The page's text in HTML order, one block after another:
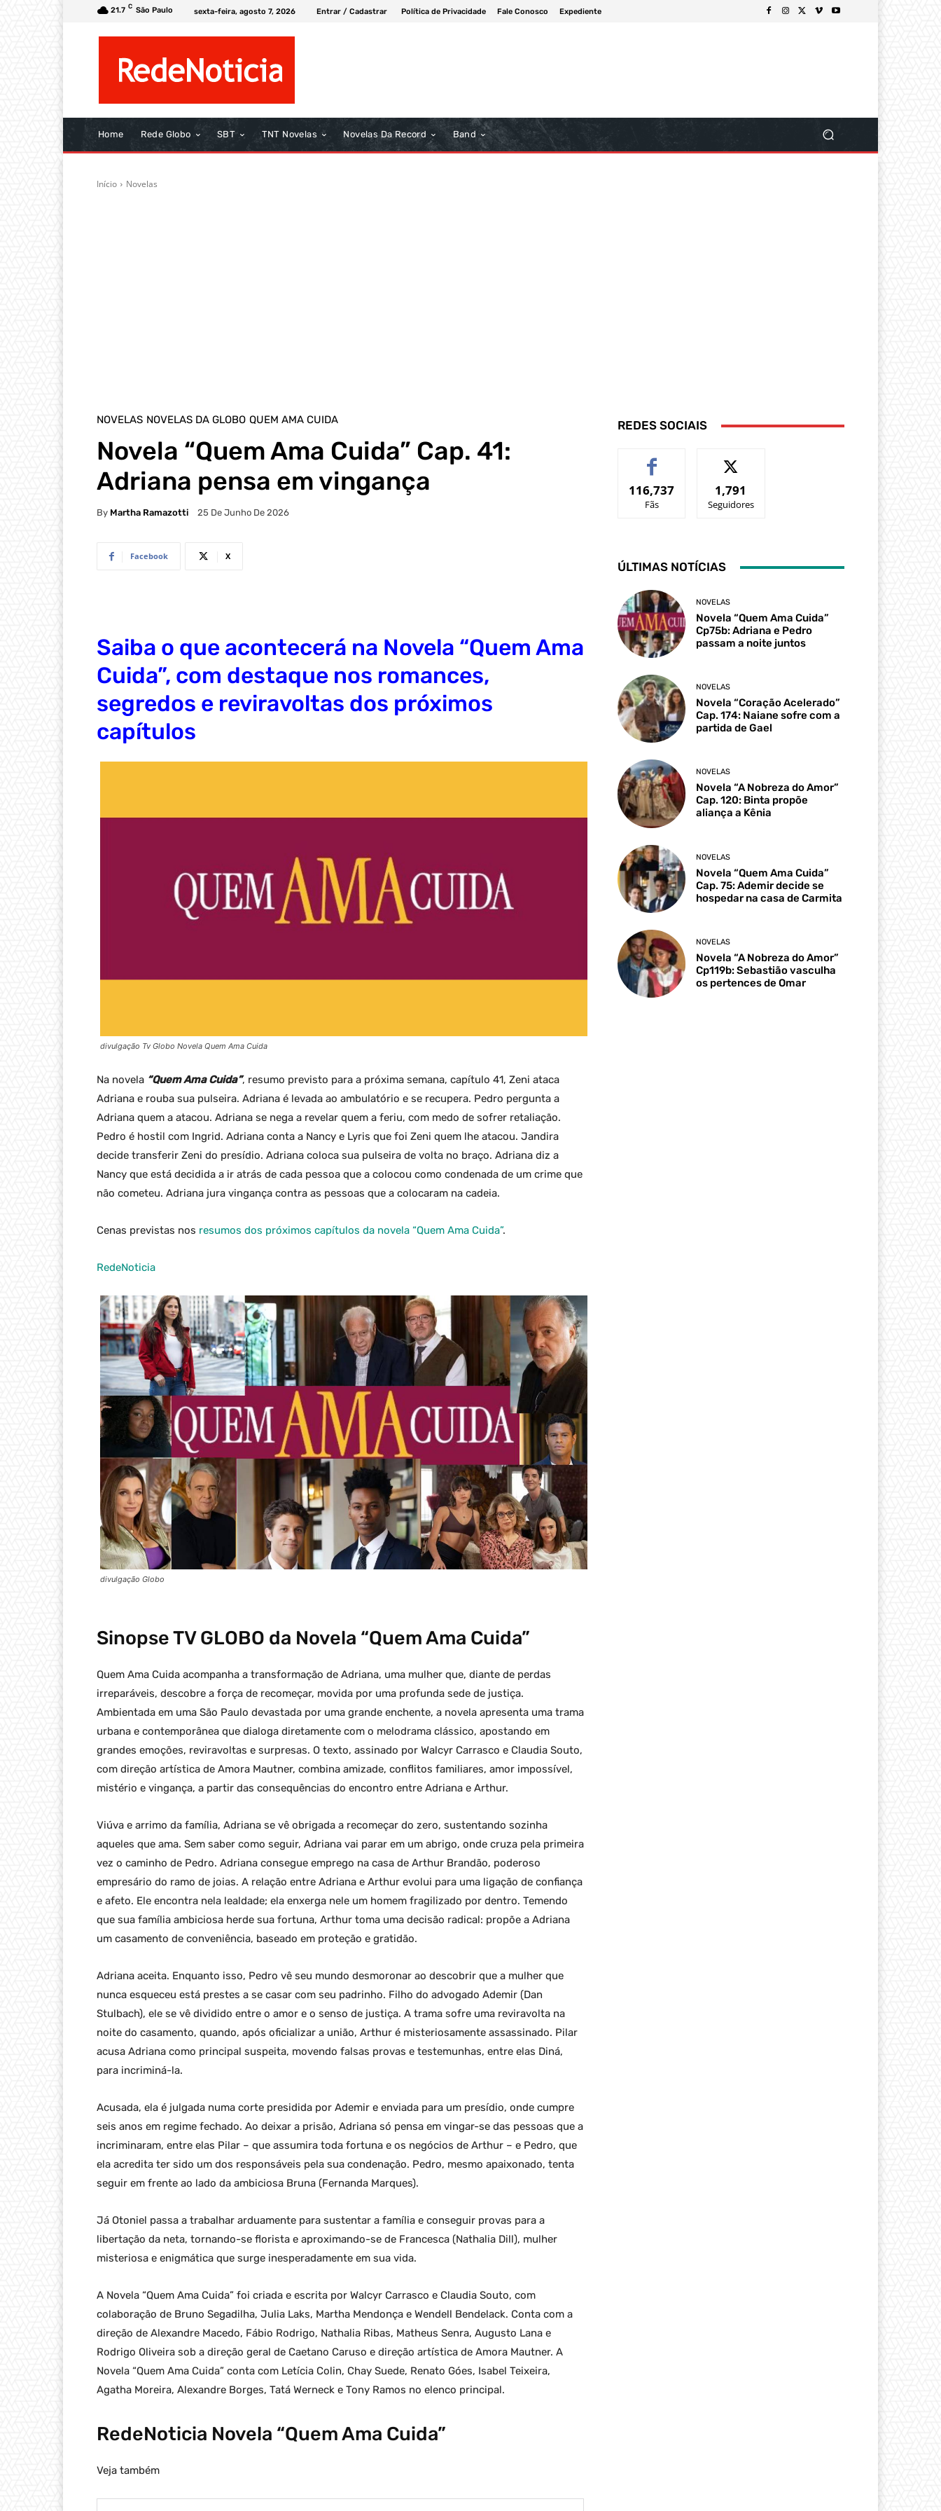
21.7 C São Paulo sexta-feira, agosto 7, 2026 Entrar / Cadastrar Política de Privacidade Fale Conosco Expediente
Home Rede Globo SBT TNT Novelas Novelas Da Record Band
Início Novelas
NOVELAS NOVELAS DA GLOBO QUEM AMA CUIDA
Novela “Quem Ama Cuida” Cap. 41:
Adriana pensa em vingança
By Martha Ramazotti 25 De Junho De 2026
Facebook X
Saiba o que acontecerá na Novela “Quem Ama
Cuida”, com destaque nos romances,
segredos e reviravoltas dos próximos
capítulos
divulgação Tv Globo Novela Quem Ama Cuida
Na novela “Quem Ama Cuida”, resumo previsto para a próxima semana, capítulo 41, Zeni ataca
Adriana e rouba sua pulseira. Adriana é levada ao ambulatório e se recupera. Pedro pergunta a
Adriana quem a atacou. Adriana se nega a revelar quem a feriu, com medo de sofrer retaliação.
Pedro é hostil com Ingrid. Adriana conta a Nancy e Lyris que foi Zeni quem lhe atacou. Jandira
decide transferir Zeni do presídio. Adriana coloca sua pulseira de volta no braço. Adriana diz a
Nancy que está decidida a ir atrás de cada pessoa que a colocou como condenada de um crime que
não cometeu. Adriana jura vingança contra as pessoas que a colocaram na cadeia.
Cenas previstas nos resumos dos próximos capítulos da novela “Quem Ama Cuida”.
RedeNoticia
divulgação Globo
SinopseTV GLOBO da Novela “Quem Ama Cuida”
Quem Ama Cuida acompanha a transformação de Adriana, uma mulher que, diante de perdas
irreparáveis, descobre a força de recomeçar, movida por uma profunda sede de justiça.
Ambientada em uma São Paulo devastada por uma grande enchente, a novela apresenta uma trama
urbana e contemporânea que dialoga diretamente com o melodrama clássico, apostando em
grandes emoções, reviravoltas e surpresas. O texto, assinado por Walcyr Carrasco e Claudia Souto,
com direção artística de Amora Mautner, combina amizade, conflitos familiares, amor impossível,
mistério e vingança, a partir das consequências do encontro entre Adriana e Arthur.
Viúva e arrimo da família, Adriana se vê obrigada a recomeçar do zero, sustentando sozinha
aqueles que ama. Sem saber como seguir, Adriana vai parar em um abrigo, onde cruza pela primeira
vez o caminho de Pedro. Adriana consegue emprego na casa de Arthur Brandão, poderoso
empresário do ramo de joias. A relação entre Adriana e Arthur evolui para uma ligação de confiança
e afeto. Ele encontra nela lealdade; ela enxerga nele um homem fragilizado por dentro. Temendo
que sua família ambiciosa herde sua fortuna, Arthur toma uma decisão radical: propõe a Adriana
um casamento de conveniência, baseado em proteção e gratidão.
Adriana aceita. Enquanto isso, Pedro vê seu mundo desmoronar ao descobrir que a mulher que
nunca esqueceu está prestes a se casar com seu padrinho. Filho do advogado Ademir (Dan
Stulbach), ele se vê dividido entre o amor e o senso de justiça. A trama sofre uma reviravolta na
noite do casamento, quando, após oficializar a união, Arthur é misteriosamente assassinado. Pilar
acusa Adriana como principal suspeita, movendo falsas provas e testemunhas, entre elas Diná,
para incriminá-la.
Acusada, ela é julgada numa corte presidida por Ademir e enviada para um presídio, onde cumpre
seis anos em regime fechado. Ao deixar a prisão, Adriana só pensa em vingar-se das pessoas que a
incriminaram, entre elas Pilar – que assumira toda fortuna e os negócios de Arthur – e Pedro, que
ela acredita ter sido um dos responsáveis pela sua condenação. Pedro, mesmo apaixonado, tenta
seguir em frente ao lado da ambiciosa Bruna (Fernanda Marques).
Já Otoniel passa a trabalhar arduamente para sustentar a família e conseguir provas para a
libertação da neta, tornando-se florista e aproximando-se de Francesca (Nathalia Dill), mulher
misteriosa e enigmática que surge inesperadamente em sua vida.
A Novela “Quem Ama Cuida” foi criada e escrita por Walcyr Carrasco e Claudia Souto, com
colaboração de Bruno Segadilha, Julia Laks, Martha Mendonça e Wendell Bendelack. Conta com a
direção de Alexandre Macedo, Fábio Rodrigo, Nathalia Ribas, Matheus Senra, Augusto Lana e
Rodrigo Oliveira sob a direção geral de Caetano Caruso e direção artística de Amora Mautner. A
Novela “Quem Ama Cuida” conta com Letícia Colin, Chay Suede, Renato Góes, Isabel Teixeira,
Agatha Moreira, Alexandre Borges, Tatá Werneck e Tony Ramos no elenco principal.
RedeNoticia Novela “Quem Ama Cuida”
Veja também
REDES SOCIAIS
116,737
Fãs
1,791
Seguidores
ÚLTIMAS NOTÍCIAS
NOVELAS
Novela “Quem Ama Cuida”
Cp75b: Adriana e Pedro
passam a noite juntos
NOVELAS
Novela “Coração Acelerado”
Cap. 174: Naiane sofre com a
partida de Gael
NOVELAS
Novela “A Nobreza do Amor”
Cap. 120: Binta propõe
aliança a Kênia
NOVELAS
Novela “Quem Ama Cuida”
Cap. 75: Ademir decide se
hospedar na casa de Carmita
NOVELAS
Novela “A Nobreza do Amor”
Cp119b: Sebastião vasculha
os pertences de Omar